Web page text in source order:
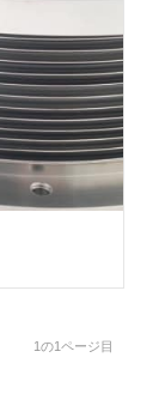
1の1ページ目